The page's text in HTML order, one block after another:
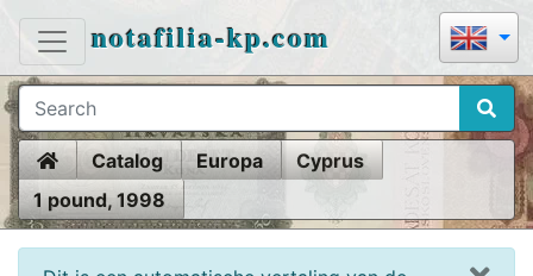
notafilia-kp.com
HomeCatalog Europa
Cyprus
1 pound, 1998